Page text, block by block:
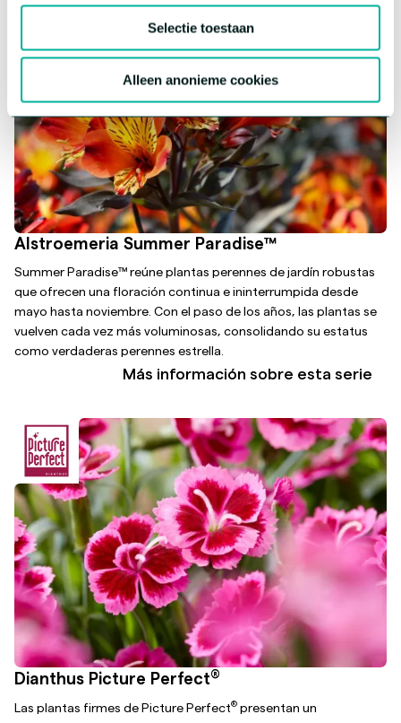
Selectie toestaan
Alleen anonieme cookies
Alstroemeria Summer Paradise™
Summer Paradise™ reúne plantas perennes de jardín robustas
que ofrecen una floración continua e ininterrumpida desde
mayo hasta noviembre. Con el paso de los años, las plantas se
vuelven cada vez más voluminosas, consolidando su estatus
como verdaderas perennes estrella.
Más información sobre esta serie
Dianthus Picture Perfect®
Las plantas firmes de Picture Perfect® presentan un